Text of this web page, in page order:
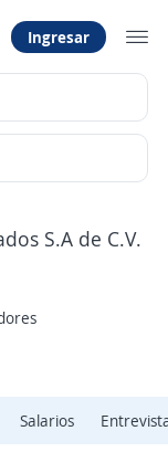
Ingresar
S.A de C.V.
Salarios